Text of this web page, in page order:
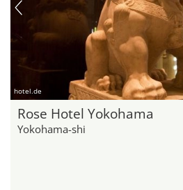
hotel.de
Rose Hotel Yokohama
Yokohama-shi